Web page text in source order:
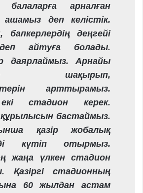
арналған
ашамыз деп келістік.
бапкерлердің деңгейі
айтуға болады.
даярлаймыз. Арнайы
шақырып,
арттырамыз.
стадион керек.
бастаймыз.
қазір жобалық
күтіп отырмыз.
жаңа үлкен стадион
Қазіргі стадионның
60 жылдан астам